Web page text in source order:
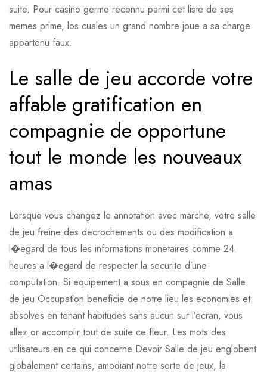
suite. Pour casino germe reconnu parmi cet liste de ses
memes prime, los cuales un grand nombre joue a sa charge
appartenu faux.
Le salle de jeu accorde votre
affable gratification en
compagnie de opportune
tout le monde les nouveaux
amas
Lorsque vous changez le annotation avec marche, votre salle
de jeu freine des decrochements ou des modification a
l�egard de tous les informations monetaires comme 24
heures a l�egard de respecter la securite d’une
computation. Si equipement a sous en compagnie de Salle
de jeu Occupation beneficie de notre lieu les economies et
absolves en tenant habitudes sans aucun sur l’ecran, vous
allez or accomplir tout de suite ce fleur. Les mots des
utilisateurs en ce qui concerne Devoir Salle de jeu englobent
globalement certains, amodiant notre sorte de jeux, la